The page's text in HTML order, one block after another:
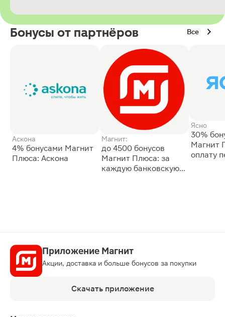
Бонусы от партнёров Все
Аскона
4% бонусами Магнит
Плюса: Аскона
Магнит:
до 4500 бонусов
Магнит Плюса: за
каждую банковскую
Ясно
30%
Магнит
оплату
Приложение Магнит
Акции, доставка и больше бонусов за покупки
Скачать приложение